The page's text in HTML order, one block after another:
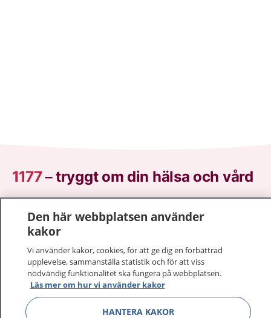
1177–tryggt om din hälsa och vård
sjukdomar och vilka mottagningar du kan kontakta.
Logga in för att läsa din journal och göra dina
vårdärenden. Ring telefonnummer 1177 för
sjukvårdsrådgivning dygnet runt.
1177 ger dig råd när du vill må bättre.
Den här webbplatsen använder
kakor
Vi använder kakor, cookies, för att ge dig en förbättrad
upplevelse, sammanställa statistik och för att viss
nödvändig funktionalitet ska fungera på webbplatsen.
Läs mer om hur vi använder kakor
HANTERA KAKOR